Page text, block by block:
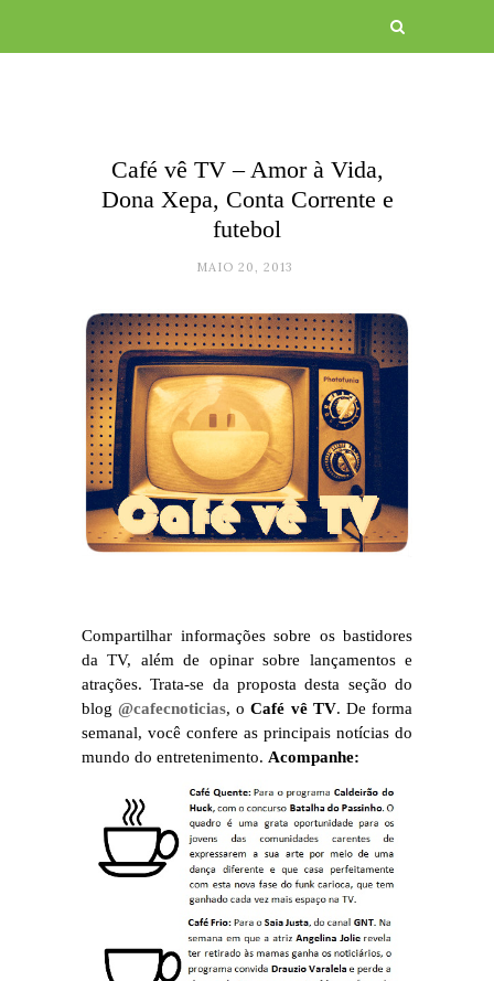
Café vê TV – Amor à Vida,
Dona Xepa, Conta Corrente e
futebol
MAIO 20, 2013
Compartilhar informações sobre os bastidores
da TV, além de opinar sobre lançamentos e
atrações. Trata-se da proposta desta seção do
blog@cafecnoticias, oCafé vê TV. De forma
semanal, você confere as principais notícias do
mundo do entretenimento. Acompanhe: